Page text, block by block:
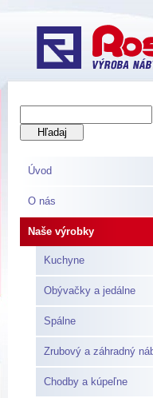
Úvod
O nás
Naše výrobky
Kuchyne
Obývačky a jedálne
Spálne
Zrubový a záhradný
Chodby a kúpeľne